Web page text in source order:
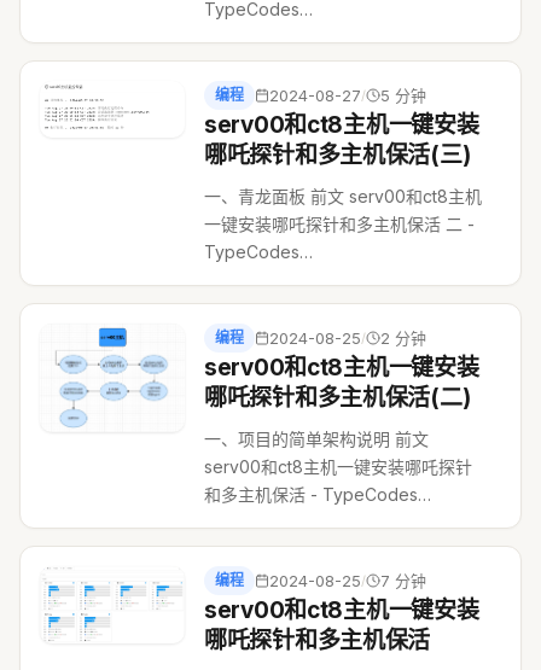
TypeCodes
https://typecodes.com/python/
介绍了如何使用青龙面板进行保活，
这一篇文章主要是介绍
https://github.com/vfh...
编程 2024-08-27/ 5 分钟
serv00和ct8主机一键安装
哪吒探针和多主机保活(三)
一、青龙面板 前文 serv00和ct8主机
一键安装哪吒探针和多主机保活 二 -
TypeCodes
https://typecodes.com/python/
介绍了
https://github.com/vfhky/serv00
ct8 nezha htt...
编程 2024-08-25/ 2 分钟
serv00和ct8主机一键安装
哪吒探针和多主机保活(二)
一、项目的简单架构说明 前文
serv00和ct8主机一键安装哪吒探针
和多主机保活 - TypeCodes
https://typecodes.com/python/
介绍了
https://github.com/vfhky/serv00
ct8 nezha h...
编程 2024-08-25/ 7 分钟
serv00和ct8主机一键安装
哪吒探针和多主机保活